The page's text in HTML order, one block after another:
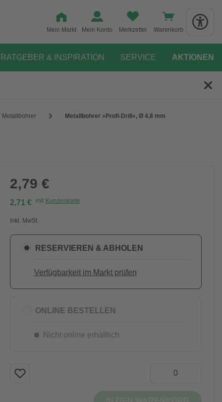
Mein Markt Mein Konto Merkzettel Warenkorb
RATGEBER & INSPIRATION SERVICE AKTIONEN
Metallbohrer Metallbohrer »Profi-Drill«, Ø 4,8 mm
2,79 €
2,71 € mit Kundenkarte
Inkl. MwSt.
RESERVIEREN & ABHOLEN
Verfügbarkeit im Markt prüfen
ONLINE BESTELLEN
Nicht online erhältlich